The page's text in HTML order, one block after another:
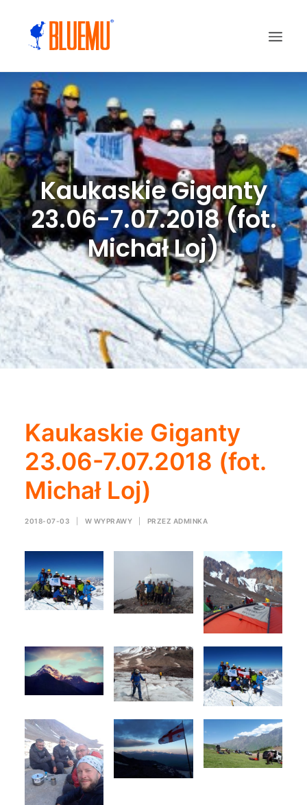
Kaukaskie Giganty
23.06-7.07.2018 (fot.
Michał Loj)
Kaukaskie Giganty
23.06-7.07.2018 (fot.
Michał Loj)
2018-07-03 W WYPRAWY PRZEZ ADMINKA